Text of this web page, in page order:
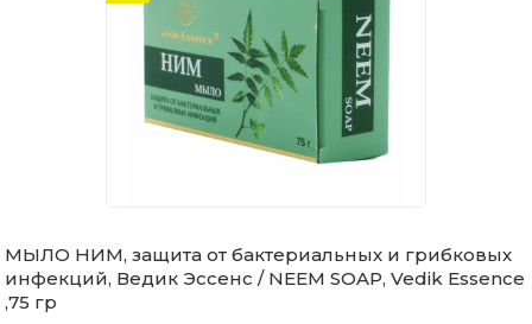
МЫЛО НИМ, защита от бактериальных и грибковых
инфекций, Ведик Эссенс / NEEM SOAP, Vedik Essence
,75 гр